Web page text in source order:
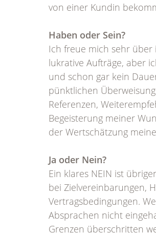
von einer Kundin
Haben oder Sein?
Ich freue mich sehr
lukrative Aufträge, aber
und schon gar kein
pünktlichen
Referenzen,
Begeisterung meiner
der Wertschätzung
Ja oder Nein?
Ein klares NEIN ist
bei Zielvereinbarungen,
Vertragsbedingungen.
Absprachen nicht
Grenzen überschritten